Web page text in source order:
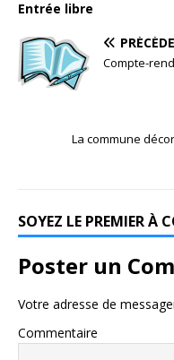
Entrée libre
Compte-
La commune
SOYEZ LE PREMIER À
Poster un
Votre adresse de
Commentaire